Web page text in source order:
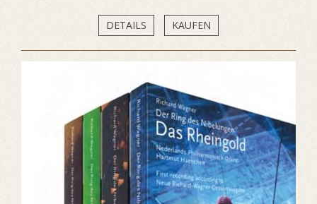
DETAILS KAUFEN